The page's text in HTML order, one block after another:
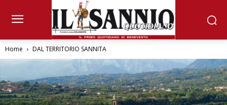
Home DAL TERRITORIO SANNITA